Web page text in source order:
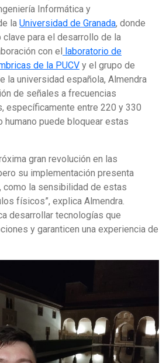
Informática y
la Universidad de Granada, donde
clave para el desarrollo de la
con el
laboratorio de
de la PUCV y el grupo de
la universidad española, Almendra
de señales a frecuencias
específicamente entre 220 y 330
humano puede bloquear estas
gran revolución en las
su implementación presenta
la sensibilidad de estas
físicos”, explica Almendra.
desarrollar tecnologías que
y garanticen una experiencia de